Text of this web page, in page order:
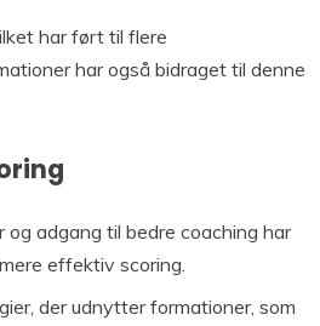
har ført til flere
har også bidraget til denne
adgang til bedre coaching har
effektiv scoring.
der udnytter formationer, som